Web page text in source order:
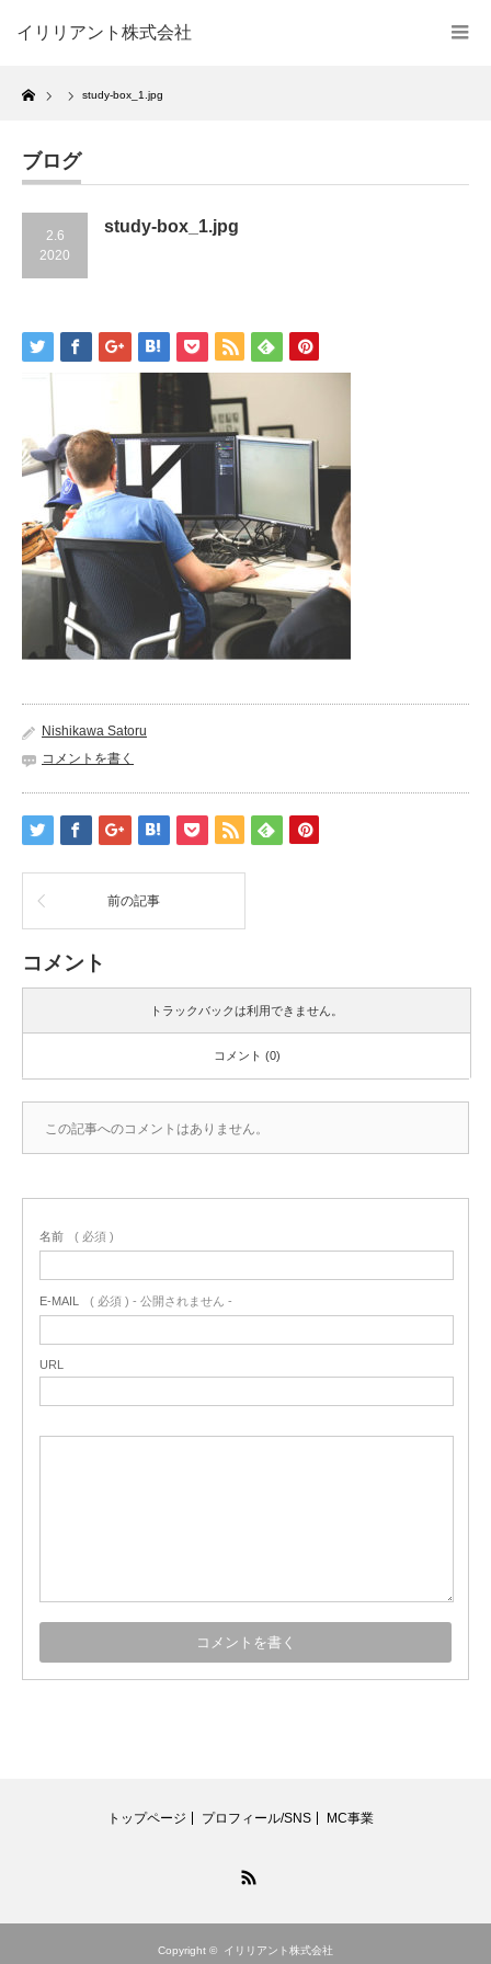
イリリアント株式会社
Home
study-box_1.jpg
ブログ
2.6
2020
study-box_1.jpg
Nishikawa Satoru
コメントを書く
前の記事
コメント
トラックバックは利用できません。
コメント (0)
この記事へのコメントはありません。
名前 ( 必須 )
E-MAIL ( 必須 ) - 公開されません -
URL
トップページ プロフィール/SNS MC事業
Copyright © イリリアント株式会社